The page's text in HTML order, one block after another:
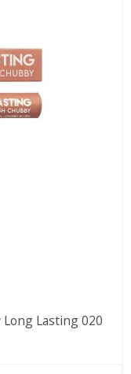
Lasting 020